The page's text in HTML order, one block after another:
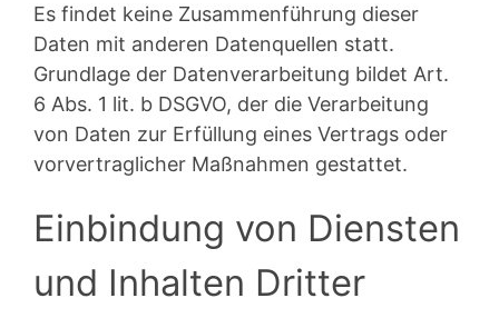
Es findet keine Zusammenführung dieser
Daten mit anderen Datenquellen statt.
Grundlage der Datenverarbeitung bildet Art.
6 Abs. 1 lit. b DSGVO, der die Verarbeitung
von Daten zur Erfüllung eines Vertrags oder
vorvertraglicher Maßnahmen gestattet.
Einbindung von Diensten
und Inhalten Dritter